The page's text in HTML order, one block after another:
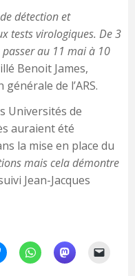
détection et
tests virologiques. De 3
au 11 mai à 10
Benoit James,
de l’ARS.
Universités de
auraient été
la mise en place du
mais cela démontre
Jean-Jacques